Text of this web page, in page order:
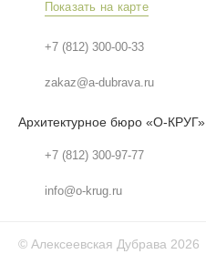
Показать на карте
+7 (812) 300-00-33
zakaz@a-dubrava.ru
Архитектурное бюро «О-КРУГ»
+7 (812) 300-97-77
info@o-krug.ru
© Алексеевская Дубрава 2026